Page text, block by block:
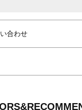
合わせ